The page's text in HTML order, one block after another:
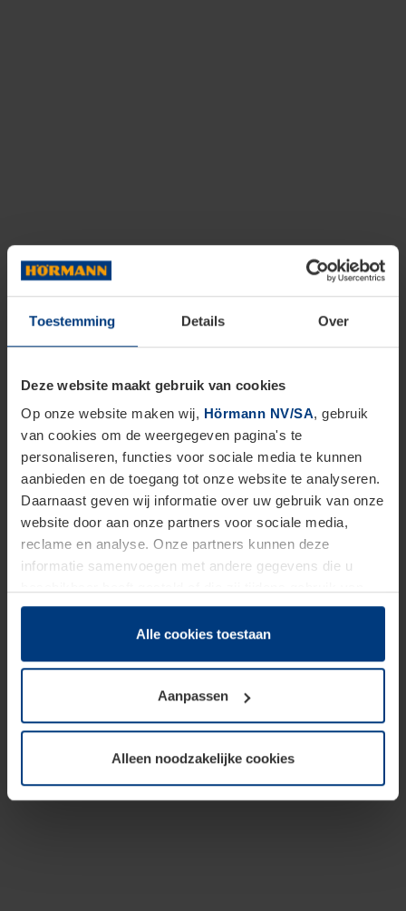
Toestemming Details Over
Deze website maakt gebruik van cookies
Op onze website maken wij, Hörmann NV/SA, gebruik
van cookies om de weergegeven pagina's te
personaliseren, functies voor sociale media te kunnen
aanbieden en de toegang tot onze website te analyseren.
Daarnaast geven wij informatie over uw gebruik van onze
website door aan onze partners voor sociale media,
reclame en analyse. Onze partners kunnen deze
informatie samenvoegen met andere gegevens die u
hun diensten hebben verzameld.
Juridisch hebben wij het recht om cookies op uw
van deze pagina's absoluut vereist is. Voor alle andere
soorten cookies is uw toestemming benodigd. Uw
toestemming kunt u op elk moment bij de uitleg van de
wijzigen of herroepen.
Alle cookies toestaan
Aanpassen
Alleen noodzakelijke cookies